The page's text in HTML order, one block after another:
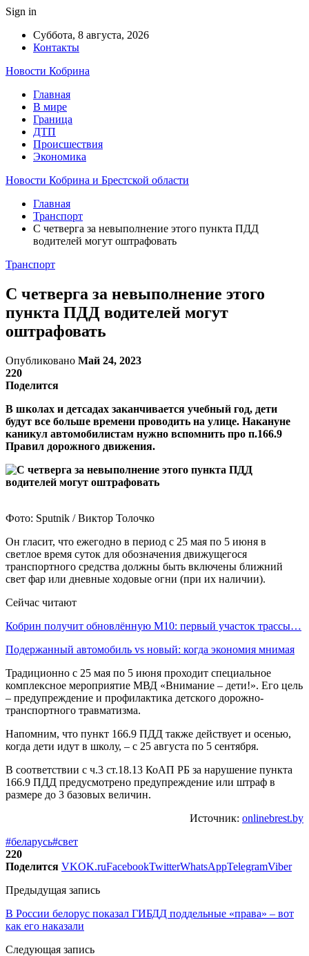
Sign in
Суббота, 8 августа, 2026
Контакты
Новости Кобрина
Главная
В мире
Граница
ДТП
Происшествия
Экономика
Новости Кобрина и Брестской области
Главная
Транспорт
С четверга за невыполнение этого пункта ПДД
водителей могут оштрафовать
Транспорт
С четверга за невыполнение этого
пункта ПДД водителей могут
оштрафовать
Опубликовано Май 24, 2023
220
Поделится
В школах и детсадах заканчивается учебный год, дети
будут все больше времени проводить на улице. Накануне
каникул автомобилистам нужно вспомнить про п.166.9
Правил дорожного движения.
Фото: Sputnik / Виктор Толочко
Он гласит, что ежегодно в период с 25 мая по 5 июня в
светлое время суток для обозначения движущегося
транспортного средства должны быть включены ближний
свет фар или дневные ходовые огни (при их наличии).
Сейчас читают
Кобрин получит обновлённую М10: первый участок трассы…
Подержанный автомобиль vs новый: когда экономия мнимая
Традиционно с 25 мая по 5 июня проходит специальное
комплексное мероприятие МВД «Внимание – дети!». Его цель
– предупреждение и профилактика детского дорожно-
транспортного травматизма.
Напомним, что пункт 166.9 ПДД также действует и осенью,
когда дети идут в школу, – с 25 августа по 5 сентября.
В соответствии с ч.3 ст.18.13 КоАП РБ за нарушение пункта
166.9 ПДД предусмотрено предупреждение или штраф в
размере до 3 базовых величин.
Источник: onlinebrest.by
#беларусь#свет
220
Поделится VKOK.ruFacebookTwitterWhatsAppTelegramViber
Предыдущая запись
В России белорус показал ГИБДД поддельные «права» – вот
как его наказали
Следующая запись